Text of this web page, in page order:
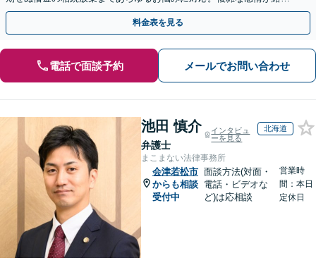
相続トラブルもまずはご相談ください。WEB面談可。
料金表を見る
電話で面談予約 メールでお問い合わせ
池田 慎介
弁護士
インタビュ
ーを見る
北海道
まこまない法律事務所
会津若松市
からも相談
受付中
面談方法(対面・
電話・ビデオな
ど)は応相談
営業時
間：本日
定休日